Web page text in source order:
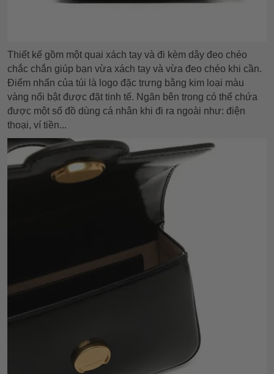
Thiết kế gồm một quai xách tay và đi kèm dây đeo chéo
chắc chắn giúp bạn vừa xách tay và vừa đeo chéo khi cần.
Điểm nhấn của túi là logo đặc trưng bằng kim loại màu
vàng nổi bật được đặt tinh tế. Ngăn bên trong có thể chứa
được một số đồ dùng cá nhân khi đi ra ngoài như: điện
thoại, ví tiền...